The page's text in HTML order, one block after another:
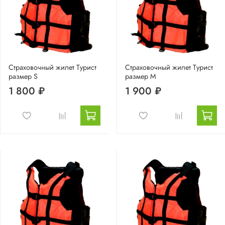
Страховочный жилет Турист
размер S
1 800 ₽
Страховочный жилет Турист
размер М
1 900 ₽